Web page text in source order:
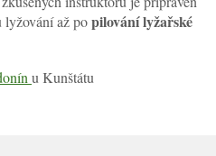
lyžování až popilování lyžařské
u Kunštátu